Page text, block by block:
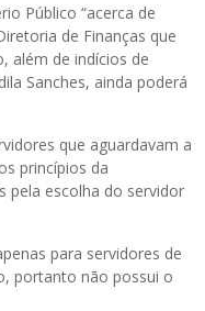
Público “acerca de
de Finanças que
além de indícios de
Sanches, ainda poderá
que aguardavam a
os princípios da
pela escolha do servidor
para servidores de
portanto não possui o